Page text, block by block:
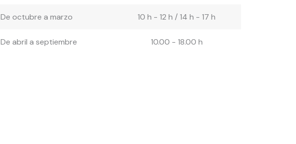
De octubre a marzo 10 h - 12 h / 14 h - 17 h
De abril a septiembre 10.00 - 18.00 h